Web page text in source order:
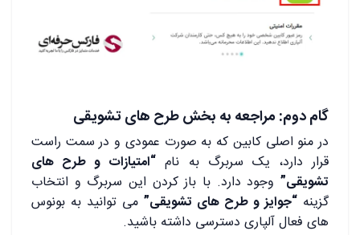
گام دوم: مراجعه به بخش طرح های تشویقی
در منو اصلی کابین که به صورت عمودی و در سمت راست
قرار دارد، یک سربرگ به نام “امتیازات و طرح های
تشویقی” وجود دارد. با باز کردن این سربرگ و انتخاب
گزینه “جوایز و طرح های تشویقی” می توانید به بونوس
های فعال آلپاری دسترسی داشته باشید.